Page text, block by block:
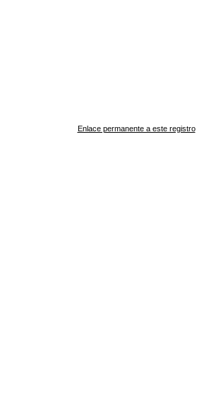
Enlace permanente a este registro